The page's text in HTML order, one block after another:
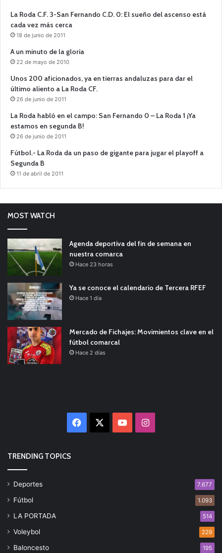
La Roda C.F. 3-San Fernando C.D. 0: El sueño del ascenso está
cada vez más cerca
18 de junio de 2011
A un minuto de la gloria
22 de mayo de 2010
Unos 200 aficionados, ya en tierras andaluzas para dar el
último aliento a La Roda CF.
26 de junio de 2011
La Roda habló en el campo: San Fernando 0 – La Roda 1 ¡Ya
estamos en segunda B!
26 de junio de 2011
Fútbol.- La Roda da un paso de gigante para jugar el playoff a
Segunda B
11 de abril de 2011
MOST WATCH
Agenda deportiva del fin de semana en
nuestra comarca
Hace 23 horas
Ya se conoce el calendario de Tercera RFEF
Hace 1 día
Mercado de Fichajes: Movimientos clave en el
fútbol comarcal
Hace 2 días
Facebook YouTubeInstagram
TRENDING TOPICS
Deportes 7.677
Fútbol 1.093
LA PORTADA 514
Voleybol 229
Baloncesto 195